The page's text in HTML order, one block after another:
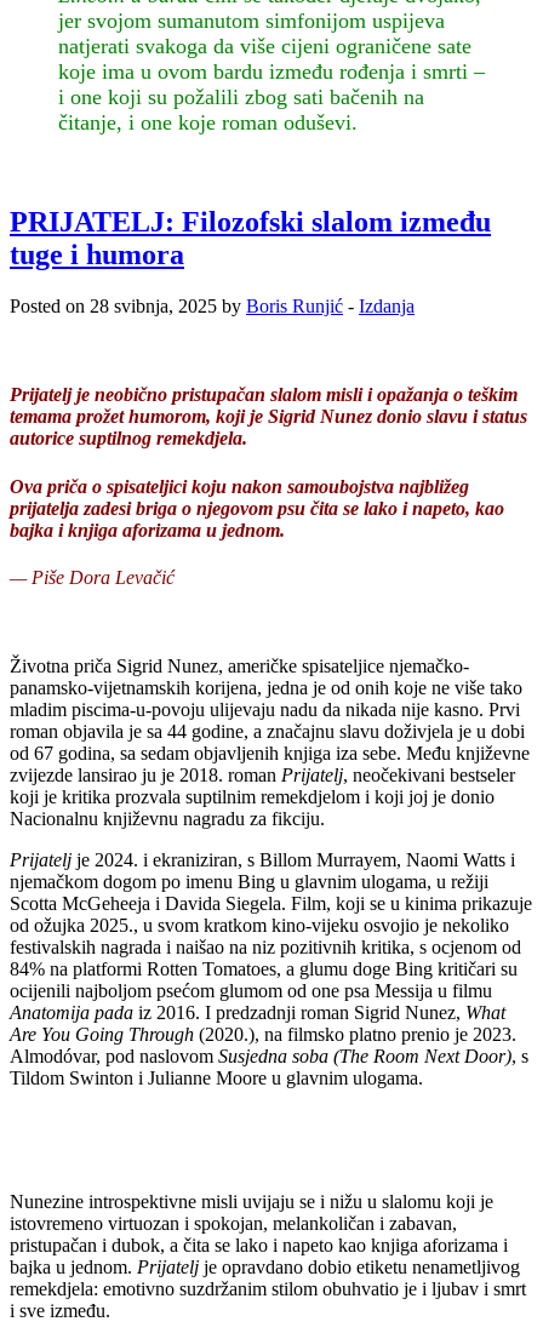
jer svojom sumanutom simfonijom uspijeva
natjerati svakoga da više cijeni ograničene sate
koje ima u ovom bardu između rođenja i smrti –
i one koji su požalili zbog sati bačenih na
čitanje, i one koje roman oduševi.
PRIJATELJ: Filozofski slalom između
tuge i humora
Posted on 28 svibnja, 2025 by Boris Runjić - Izdanja
Prijatelj je neobično pristupačan slalom misli i opažanja o teškim
temama prožet humorom, koji je Sigrid Nunez donio slavu i status
autorice suptilnog remekdjela.
Ova priča o spisateljici koju nakon samoubojstva najbližeg
prijatelja zadesi briga o njegovom psu čita se lako i napeto, kao
bajka i knjiga aforizama u jednom.
— Piše Dora Levačić
Životna priča Sigrid Nunez, američke spisateljice njemačko-
panamsko-vijetnamskih korijena, jedna je od onih koje ne više tako
mladim piscima-u-povoju ulijevaju nadu da nikada nije kasno. Prvi
roman objavila je sa 44 godine, a značajnu slavu doživjela je u dobi
od 67 godina, sa sedam objavljenih knjiga iza sebe. Među književne
zvijezde lansirao ju je 2018. roman Prijatelj, neočekivani bestseler
koji je kritika prozvala suptilnim remekdjelom i koji joj je donio
Nacionalnu književnu nagradu za fikciju.
Prijatelj je 2024. i ekraniziran, s Billom Murrayem, Naomi Watts i
njemačkom dogom po imenu Bing u glavnim ulogama, u režiji
Scotta McGeheeja i Davida Siegela. Film, koji se u kinima prikazuje
od ožujka 2025., u svom kratkom kino-vijeku osvojio je nekoliko
festivalskih nagrada i naišao na niz pozitivnih kritika, s ocjenom od
84% na platformi Rotten Tomatoes, a glumu doge Bing kritičari su
ocijenili najboljom psećom glumom od one psa Messija u filmu
Anatomija pada iz 2016. I predzadnji roman Sigrid Nunez, What
Are You Going Through (2020.), na filmsko platno prenio je 2023.
Almodóvar, pod naslovom Susjedna soba (The Room Next Door), s
Tildom Swinton i Julianne Moore u glavnim ulogama.
Nunezine introspektivne misli uvijaju se i nižu u slalomu koji je
istovremeno virtuozan i spokojan, melankoličan i zabavan,
pristupačan i dubok, a čita se lako i napeto kao knjiga aforizama i
bajka u jednom. Prijatelj je opravdano dobio etiketu nenametljivog
remekdjela: emotivno suzdržanim stilom obuhvatio je i ljubav i smrt
i sve između.